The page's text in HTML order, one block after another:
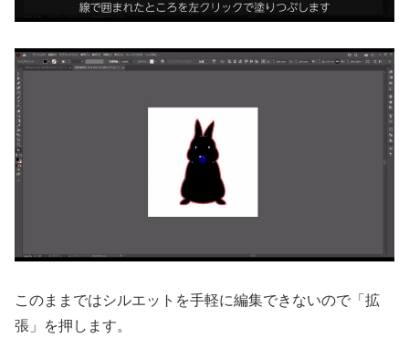
このままではシルエットを手軽に編集できないので「拡
張」を押します。